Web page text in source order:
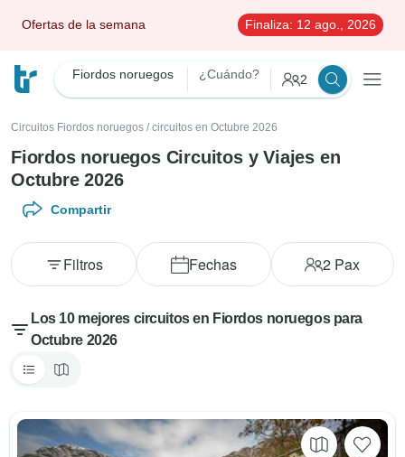
Ofertas de la semana Finaliza: 12 ago., 2026
Fiordos noruegos ¿Cuándo? 2
Circuitos Fiordos noruegos / circuitos en Octubre 2026
Fiordos noruegos Circuitos y Viajes en
Octubre 2026
Compartir
Fechas 2 Pax
Filtros
Los 10 mejores circuitos en Fiordos noruegos para
Octubre 2026